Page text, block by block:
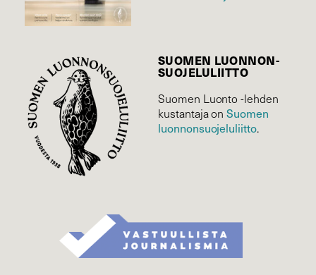
SUOMEN LUONNON­
SUOJELU­LIITTO
Suomen Luonto -lehden
kustantaja onSuomen
luonnonsuojelu­liitto.